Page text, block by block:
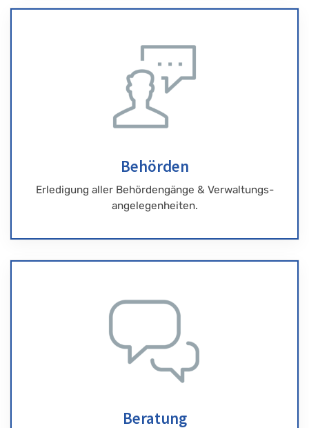
Behörden
Erledigung aller Behördengänge & Verwaltungs-
angelegenheiten.
Beratung